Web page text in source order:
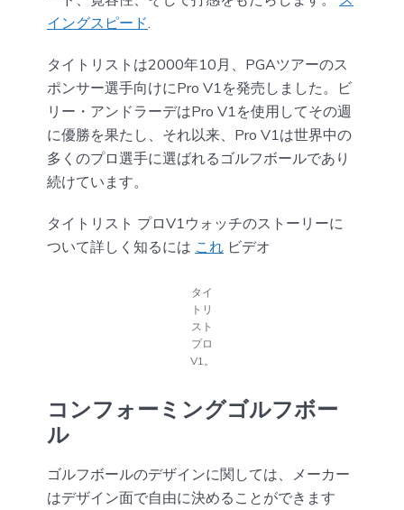
イングスピード
タイトリストは2000年10月、PGAツアーのス
ポンサー選手向けにPro V1を発売しました。ビ
リー・アンドラーデはPro V1を使用してその週
に優勝を果たし、それ以来、Pro V1は世界中の
多くのプロ選手に選ばれるゴルフボールであり
続けています。
タイトリスト プロV1ウォッチのストーリーに
ついて詳しく知るには これ ビデオ
タイ
トリ
スト
プロ
V1。
コンフォーミングゴルフボー
ル
ゴルフボールのデザインに関しては、メーカー
はデザイン面で自由に決めることができます